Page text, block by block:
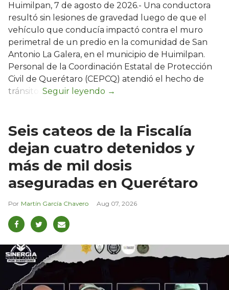
Huimilpan, 7 de agosto de 2026.- Una conductora
resultó sin lesiones de gravedad luego de que el
vehículo que conducía impactó contra el muro
perimetral de un predio en la comunidad de San
Antonio La Galera, en el municipio de Huimilpan.
Personal de la Coordinación Estatal de Protección
Civil de Querétaro (CEPCQ) atendió el hecho de
tránsito.
Seis cateos de la Fiscalía
dejan cuatro detenidos y
más de mil dosis
aseguradas en Querétaro
Martín García Chavero Aug 07, 2026